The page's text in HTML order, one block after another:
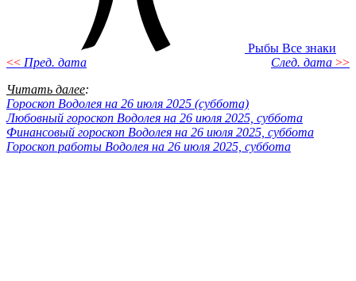
Рыбы Все знаки
<< Пред. дата След. дата >>
Читать далее:
Гороскоп Водолея на 26 июля 2025 (суббота)
Любовный гороскоп Водолея на 26 июля 2025, суббота
Финансовый гороскоп Водолея на 26 июля 2025, суббота
Гороскоп работы Водолея на 26 июля 2025, суббота